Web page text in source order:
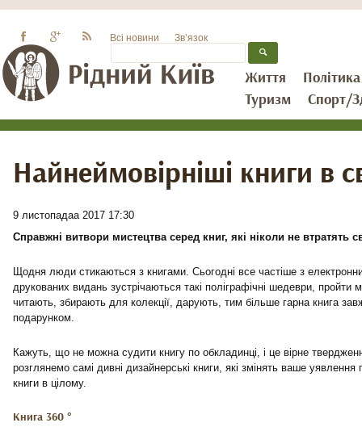
Життя
Політика
Туризм
Спорт/
Всі новини Зв’язок
Найнеймовірніші книги в
9 листопадаа 2017 17:30
Справжні витвори мистецтва серед книг, які ніколи не втратять
Щодня люди стикаються з книгами. Сьогодні все частіше з
друкованих видань зустрічаються такі поліграфічні шедеври, пройти
читають, збирають для колекції, дарують, тим більше гарна книга
подарунком.
Кажуть, що не можна судити книгу по обкладинці, і це вірне
розглянемо самі дивні дизайнерські книги, які змінять ваше
книги в цілому.
Книга 360 °